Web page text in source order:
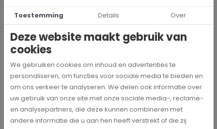
Mocca D’or suiker Sticks |
500 Stuks
12,28
Mocca D'or melkcups |
200 Stuks
17,95
Bekijk en bestel
Toestemming Details Over
Deze website maakt gebruik van
cookies
We gebruiken cookies om inhoud en advertenties te
personaliseren, om functies voor sociale media te bieden en
om ons verkeer te analyseren. We delen ook informatie over
uw gebruik van onze site met onze sociale media-, reclame-
en analysepartners, die deze kunnen combineren met
andere informatie die u aan hen heeft verstrekt of die zij